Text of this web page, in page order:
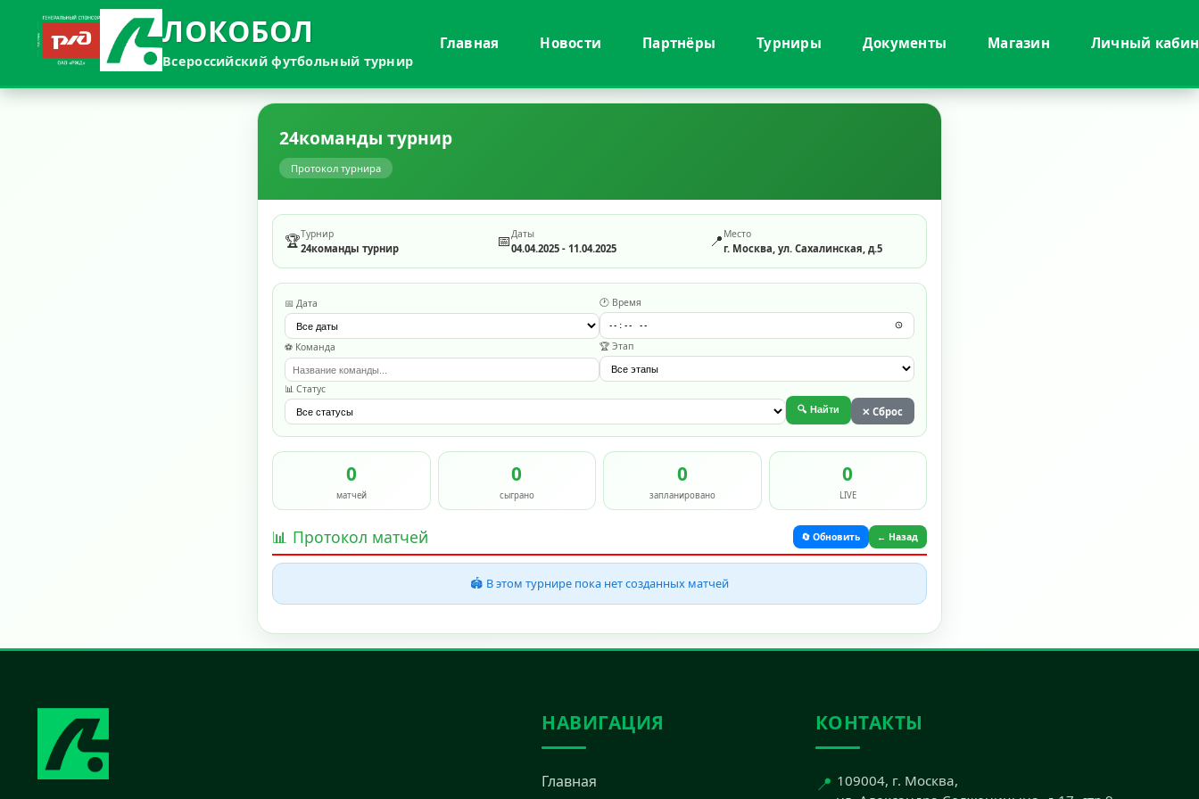
ЛОКОБОЛ
Всероссийский футбольный турнир
Главная Новости Партнёры Турниры Документы Магазин Личный
24команды турнир
Протокол турнира
🏆Турнир
24команды турнир 📅Даты
04.04.2025 - 11.04.2025 📍 Место
г. Москва, ул. Сахалинская, д.5
📅 Дата 🕐 Время
⚽ Команда 🏆 Этап
📊 Статус
🔍 Найти ✕ Сброс
0
матчей
0
сыграно
0
запланировано
0
LIVE
📊 Протокол матчей 🔄 Обновить ← Назад
🏟️ В этом турнире пока нет созданных матчей
НАВИГАЦИЯ
Главная
КОНТАКТЫ
📍 109004, г. Москва,